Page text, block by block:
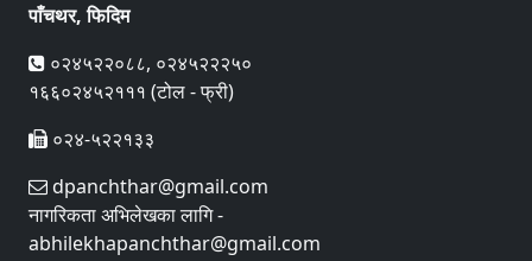
पाँचथर, फिदिम
०२४५२२०८८, ०२४५२२२५०
१६६०२४५२१११ (टोल - फ्री)
०२४-५२२१३३
dpanchthar@gmail.com
नागरिकता अभिलेखका लागि -
abhilekhapanchthar@gmail.com